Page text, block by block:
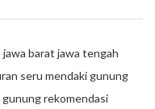
jawa barat jawa tengah
seru mendaki gunung
gunungrekomendasi